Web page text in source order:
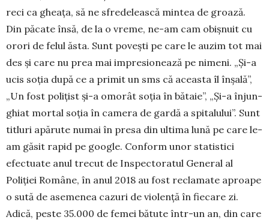
reci ca gheața, să ne sfredelească mintea de groază.
Din păcate însă, de la o vreme, ne-am cam obișnuit cu
orori de felul ăsta. Sunt povești pe care le auzim tot mai
des și care nu prea mai impresionează pe nimeni. „Și-a
ucis soția după ce a primit un sms că aceasta îl înșală”,
„Un fost po­­lițist și-a omorât soția în bătaie”, „Și-a înjun­
ghiat mortal soția în camera de gardă a spitalului”. Sunt
titluri apărute numai în presa din ultima lună pe care le-
am găsit rapid pe google. Conform unor statistici
efectuate anul trecut de Inspectoratul General al
Poliției Române, în anul 2018 au fost reclamate aproape
o sută de asemenea cazuri de violență în fiecare zi.
Adică, peste 35.000 de femei bătute într-un an, din care